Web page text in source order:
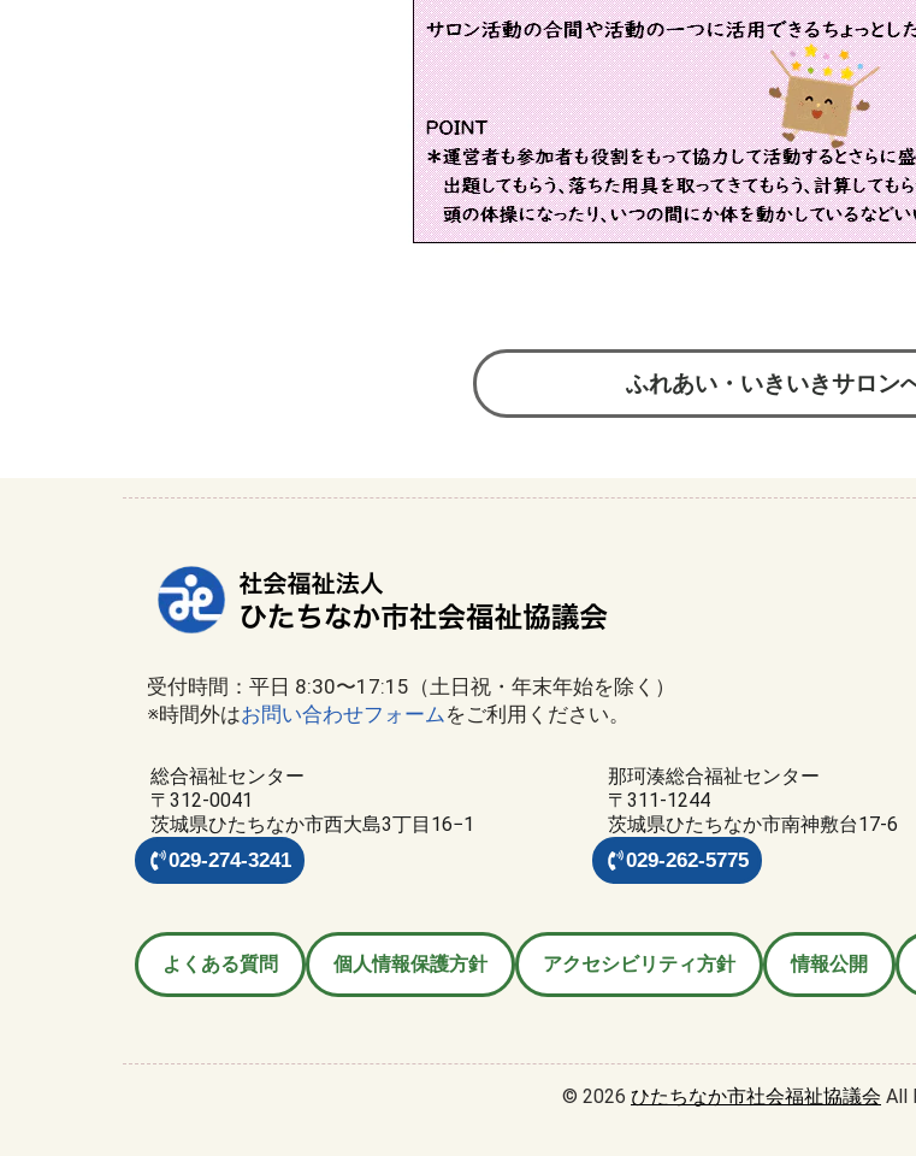
ふれあい・いきいきサロン
受付時間：平日 8:30〜17:15（土日祝・年末年始を除く）
※時間外はお問い合わせフォーム をご利用ください。
総合福祉センター
〒312-0041
茨城県ひたちなか市西大島3丁目16−1
029-274-3241
那珂湊総合福祉センター
〒311-1244
茨城県ひたちなか市南神敷台17-6
029-262-5775
よくある質問 個人情報保護方針 アクセシビリティ方針 情報公開
© 2026 ひたちなか市社会福祉協議会 All